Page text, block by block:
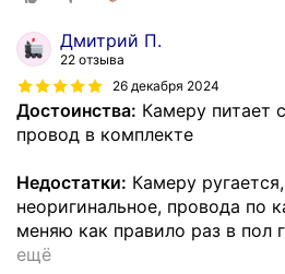
Дмитрий П.
22 отзыва
26 декабря 2024
Достоинства: Камеру питает
провод в комплекте
Недостатки: Камеру
неоригинальное, провода по
меняю как правило раз в пол
ещё